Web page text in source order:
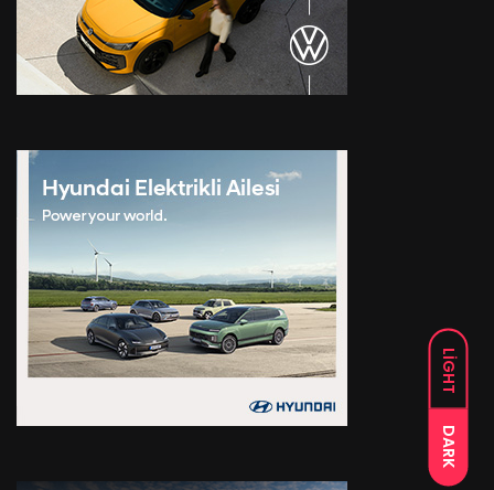
LIGHT
DARK